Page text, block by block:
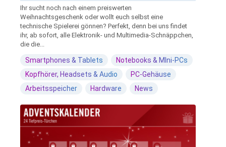
Ihr sucht noch nach einem preiswerten
Weihnachtsgeschenk oder wollt euch selbst eine
technische Spielerei gönnen? Perfekt, denn bei uns findet
ihr, ab sofort, alle Elektronik- und Multimedia-Schnäppchen,
die die...
Smartphones & Tablets
Notebooks & MIni-PCs
Kopfhörer, Headsets & Audio
PC-Gehäuse
Arbeitsspeicher
Hardware News